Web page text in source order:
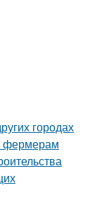
городах
фермерам